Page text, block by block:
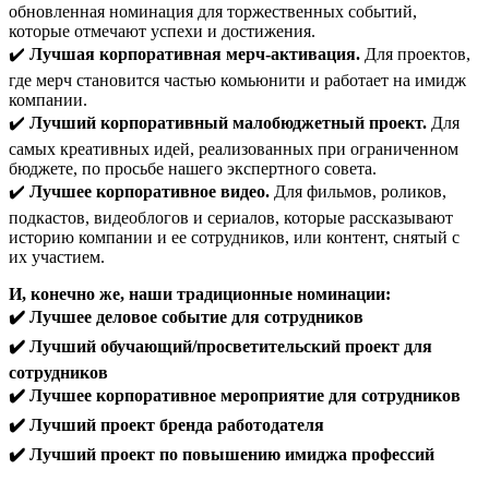
обновленная номинация для торжественных событий,
которые отмечают успехи и достижения.
✔️ Лучшая корпоративная мерч-активация. Для проектов,
где мерч становится частью комьюнити и работает на имидж
компании.
✔️ Лучший корпоративный малобюджетный проект. Для
самых креативных идей, реализованных при ограниченном
бюджете, по просьбе нашего экспертного совета.
✔️ Лучшее корпоративное видео. Для фильмов, роликов,
подкастов, видеоблогов и сериалов, которые рассказывают
историю компании и ее сотрудников, или контент, снятый с
их участием.
И, конечно же, наши традиционные номинации:
✔️ Лучшее деловое событие для сотрудников
✔️ Лучший обучающий/просветительский проект для
сотрудников
✔️ Лучшее корпоративное мероприятие для сотрудников
✔️ Лучший проект бренда работодателя
✔️ Лучший проект по повышению имиджа профессий